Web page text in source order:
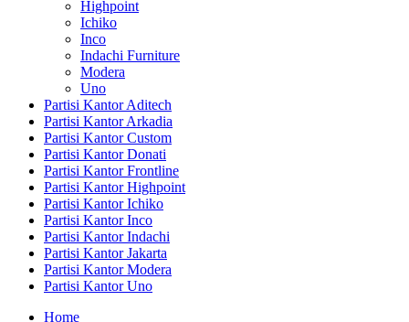
Highpoint
Ichiko
Inco
Indachi Furniture
Modera
Uno
Partisi Kantor Aditech
Partisi Kantor Arkadia
Partisi Kantor Custom
Partisi Kantor Donati
Partisi Kantor Frontline
Partisi Kantor Highpoint
Partisi Kantor Ichiko
Partisi Kantor Inco
Partisi Kantor Indachi
Partisi Kantor Jakarta
Partisi Kantor Modera
Partisi Kantor Uno
Home